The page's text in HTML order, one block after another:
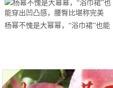
杨幂不愧是大幂幂，“浴巾裙”也能